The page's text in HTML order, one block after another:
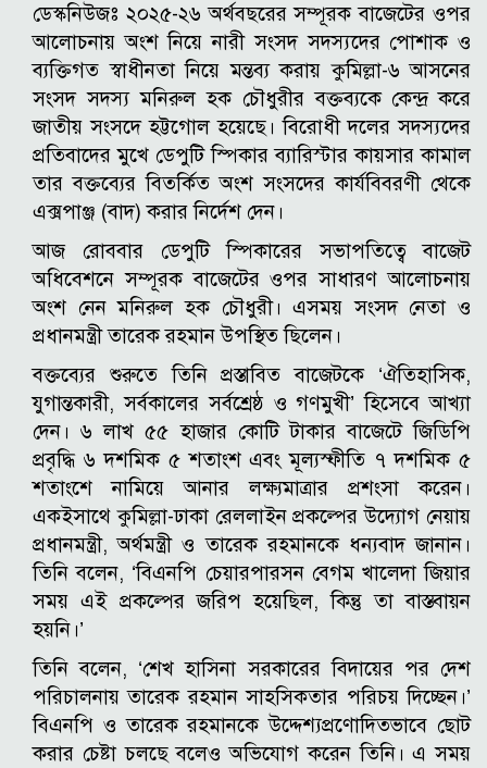
ডেস্কনিউজঃ ২০২৫-২৬ অর্থবছরের সম্পূরক বাজেটের ওপর
আলোচনায় অংশ নিয়ে নারী সংসদ সদস্যদের পোশাক ও
ব্যক্তিগত স্বাধীনতা নিয়ে মন্তব্য করায় কুমিল্লা-৬ আসনের
সংসদ সদস্য মনিরুল হক চৌধুরীর বক্তব্যকে কেন্দ্র করে
জাতীয় সংসদে হট্টগোল হয়েছে। বিরোধী দলের সদস্যদের
প্রতিবাদের মুখে ডেপুটি স্পিকার ব্যারিস্টার কায়সার কামাল
তার বক্তব্যের বিতর্কিত অংশ সংসদের কার্যবিবরণী থেকে
এক্সপাঞ্জ (বাদ) করার নির্দেশ দেন।
আজ রোববার ডেপুটি স্পিকারের সভাপতিত্বে বাজেট
অধিবেশনে সম্পূরক বাজেটের ওপর সাধারণ আলোচনায়
অংশ নেন মনিরুল হক চৌধুরী। এসময় সংসদ নেতা ও
প্রধানমন্ত্রী তারেক রহমান উপস্থিত ছিলেন।
বক্তব্যের শুরুতে তিনি প্রস্তাবিত বাজেটকে ‘ঐতিহাসিক,
যুগান্তকারী, সর্বকালের সর্বশ্রেষ্ঠ ও গণমুখী’ হিসেবে আখ্যা
দেন। ৬ লাখ ৫৫ হাজার কোটি টাকার বাজেটে জিডিপি
প্রবৃদ্ধি ৬ দশমিক ৫ শতাংশ এবং মূল্যস্ফীতি ৭ দশমিক ৫
শতাংশে নামিয়ে আনার লক্ষ্যমাত্রার প্রশংসা করেন।
একইসাথে কুমিল্লা-ঢাকা রেললাইন প্রকল্পের উদ্যোগ নেয়ায়
প্রধানমন্ত্রী, অর্থমন্ত্রী ও তারেক রহমানকে ধন্যবাদ জানান।
তিনি বলেন, ‘বিএনপি চেয়ারপারসন বেগম খালেদা জিয়ার
সময় এই প্রকল্পের জরিপ হয়েছিল, কিন্তু তা বাস্তবায়ন
হয়নি।’
তিনি বলেন, ‘শেখ হাসিনা সরকারের বিদায়ের পর দেশ
পরিচালনায় তারেক রহমান সাহসিকতার পরিচয় দিচ্ছেন।’
বিএনপি ও তারেক রহমানকে উদ্দেশ্যপ্রণোদিতভাবে ছোট
করার চেষ্টা চলছে বলেও অভিযোগ করেন তিনি। এ সময়